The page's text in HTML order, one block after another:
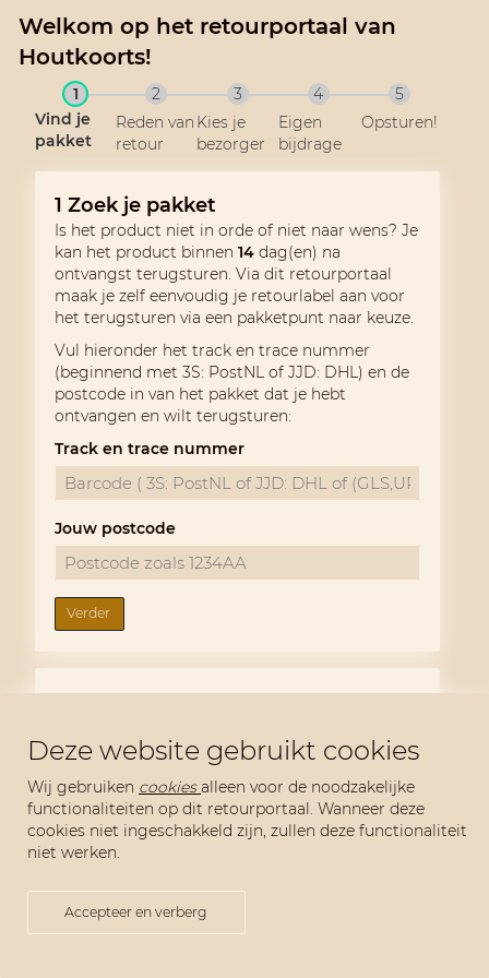
Deze website gebruikt cookies
Wij gebruiken cookiesalleen voor de noodzakelijke
functionaliteiten op dit retourportaal. Wanneer deze
cookies niet ingeschakkeld zijn, zullen deze functionaliteit
niet werken.
Accepteer en verberg
Welkom op het retourportaal van
Houtkoorts!
1
Vind je
pakket
2
Reden van
retour
3
Kies je
bezorger
4
Eigen
bijdrage
5
Opsturen!
1Zoek je pakket
Is het product niet in orde of niet naar wens? Je
kan het product binnen14 dag(en) na
ontvangst terugsturen. Via dit retourportaal
maak je zelf eenvoudig je retourlabel aan voor
het terugsturen via een pakketpunt naar keuze.
Vul hieronder het track en trace nummer
(beginnend met 3S: PostNL of JJD: DHL) en de
postcode in van het pakket dat je hebt
ontvangen en wilt terugsturen:
Track en trace nummer
Jouw postcode
Verder
Afzenderadres